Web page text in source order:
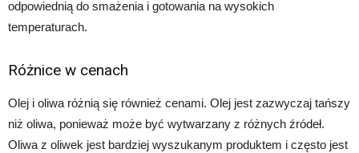
odpowiednią do smażenia i gotowania na wysokich
temperaturach.
Różnice w cenach
Olej i oliwa różnią się również cenami. Olej jest zazwyczaj tańszy
niż oliwa, ponieważ może być wytwarzany z różnych źródeł.
Oliwa z oliwek jest bardziej wyszukanym produktem i często jest